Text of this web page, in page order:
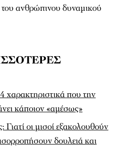
ανθρώπινου δυναμικού
χαρακτηριστικά που την
κάποιον «αμέσως»
Γιατί οι μισοί εξακολουθούν
δουλειά και